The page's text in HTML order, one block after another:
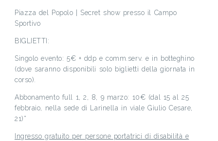
Piazza del Popolo | Secret show presso il Campo
Sportivo
BIGLIETTI:
Singolo evento: 5€ + ddp e comm.serv. e in botteghino
(dove saranno disponibili solo biglietti della giornata in
corso).
Abbonamento full 1, 2, 8, 9 marzo: 10€ (dal 15 al 25
febbraio, nella sede di Larinella in viale Giulio Cesare,
21)*
Ingresso gratuito per persone portatrici di disabilità e